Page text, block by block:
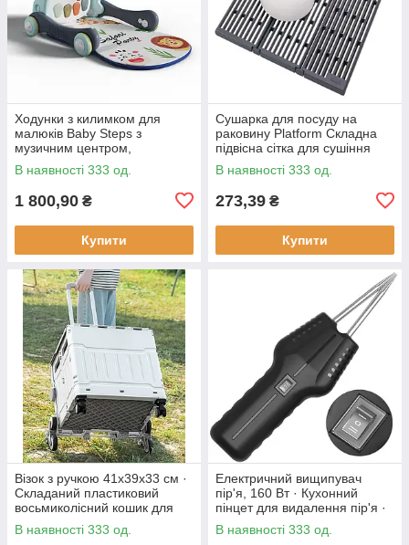
Ходунки з килимком для
малюків Baby Steps з
музичним центром,
бізабордом, піаніно та
Bluetooth підключенням +
В наявності 333 од.
1 800,90 ₴
Купити
Сушарка для посуду на
раковину Platform Складна
підвісна сітка для сушіння
В наявності 333 од.
273,39 ₴
Купити
Візок з ручкою 41х39х33 см ·
Складаний пластиковий
восьмиколісний кошик для
продуктів
В наявності 333 од.
Електричний вищипувач
пір'я, 160 Вт · Кухонний
пінцет для видалення пір'я ·
Інструмент - щипці для
ощипування птиці
В наявності 333 од.